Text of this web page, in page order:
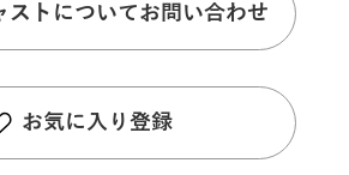
ストについてお問い合わせ
お気に入り登録